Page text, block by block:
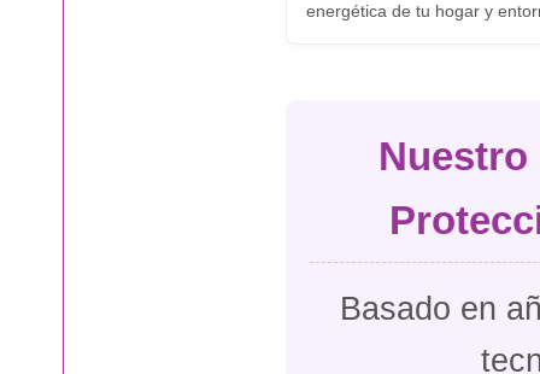
energética de tu hogar y
Basado en